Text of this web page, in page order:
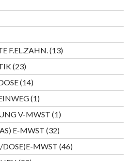
F.EL.ZAHN. 1313
Produkte
2323
Produkte
1414
Produkte
11
Produkt
V-MWST 11
Produkt
E-MWST 3232
Produkte
DOSE)E-MWST 4646
Produkte